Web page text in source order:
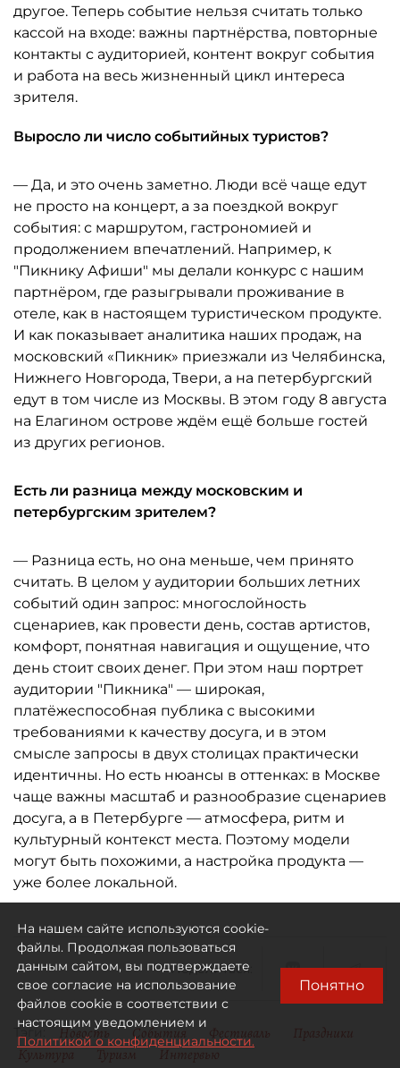
другое. Теперь событие нельзя считать только
кассой на входе: важны партнёрства, повторные
контакты с аудиторией, контент вокруг события
и работа на весь жизненный цикл интереса
зрителя.
Выросло ли число событийных туристов?
— Да, и это очень заметно. Люди всё чаще едут
не просто на концерт, а за поездкой вокруг
события: с маршрутом, гастрономией и
продолжением впечатлений. Например, к
"Пикнику Афиши" мы делали конкурс с нашим
партнёром, где разыгрывали проживание в
отеле, как в настоящем туристическом продукте.
И как показывает аналитика наших продаж, на
московский «Пикник» приезжали из Челябинска,
Нижнего Новгорода, Твери, а на петербургский
едут в том числе из Москвы. В этом году 8 августа
на Елагином острове ждём ещё больше гостей
из других регионов.
Есть ли разница между московским и
петербургским зрителем?
— Разница есть, но она меньше, чем принято
считать. В целом у аудитории больших летних
событий один запрос: многослойность
сценариев, как провести день, состав артистов,
комфорт, понятная навигация и ощущение, что
день стоит своих денег. При этом наш портрет
аудитории "Пикника" — широкая,
платёжеспособная публика с высокими
требованиями к качеству досуга, и в этом
смысле запросы в двух столицах практически
идентичны. Но есть нюансы в оттенках: в Москве
чаще важны масштаб и разнообразие сценариев
досуга, а в Петербурге — атмосфера, ритм и
культурный контекст места. Поэтому модели
могут быть похожими, а настройка продукта —
уже более локальной.
Поделиться:
Тэги: Новость События Фестиваль
Праздники
Культура
Туризм Интервью
На нашем сайте используются cookie-
файлы. Продолжая пользоваться
данным сайтом, вы подтверждаете
свое согласие на использование
файлов cookie в соответствии с
настоящим уведомлением и
Политикой о конфиденциальности.
Понятно